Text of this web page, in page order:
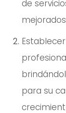
de
para su